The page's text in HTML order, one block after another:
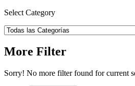
Select Category
More Filter
Sorry! No more filter found for current